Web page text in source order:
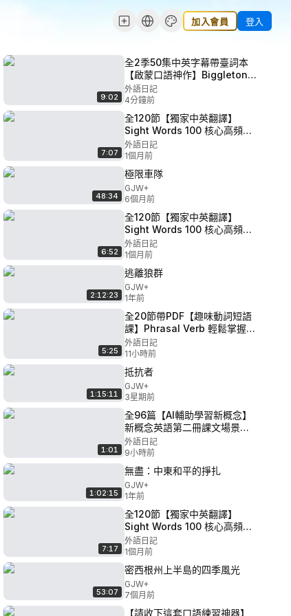
加入會員 登入
9:02
全2季50集中英字幕帶臺詞本
【啟蒙口語神作】Biggleton
比格爾頓鎮日常故事 角色扮演
學英語 讓孩子在日常生活場景
中開口說英語（持續翻譯更
新） P2 - Biggleton-
S01E02-The Unfinished Fix
中英字幕
外語日記
4分鐘前
7:07
全120節【獨家中英翻譯】
Sight Words 100 核心高頻詞
外教美國大叔Brain Stewart精
講 P120 - Sight Words 100
LEVEL.6-Lesson 20 中英字
幕
外語日記
1個月前
48:34
極限車隊
GJW+
6個月前
6:52
全120節【獨家中英翻譯】
Sight Words 100 核心高頻詞
外教美國大叔Brain Stewart精
講 P118 - Sight Words 100
LEVEL.6-Lesson 18 中英字幕
外語日記
1個月前
2:12:23
逃離狼群
GJW+
1年前
5:25
全20節帶PDF【趣味動詞短語
課】Phrasal Verb 輕鬆掌握
160個核心短語動詞 意義+示例
P1 - Phrasal Verb Group 1
外語日記
11小時前
1:15:11
抵抗者
GJW+
3星期前
1:01
全96篇【AI輔助學習新概念】
新概念英語第二冊課文場景還
原 讓新概念英語學習和背誦更
有趣 P2 - 新概念第二冊-
Lesson 2-Breakfast or
lunch
外語日記
9小時前
1:02:15
無盡：中東和平的掙扎
GJW+
1年前
7:17
全120節【獨家中英翻譯】
Sight Words 100 核心高頻詞
外教美國大叔Brain Stewart精
講 P116 - Sight Words 100
LEVEL.6-Lesson 16 中英字幕
外語日記
1個月前
53:07
密西根州上半島的四季風光
GJW+
7個月前
【請收下這套口語練習神器】